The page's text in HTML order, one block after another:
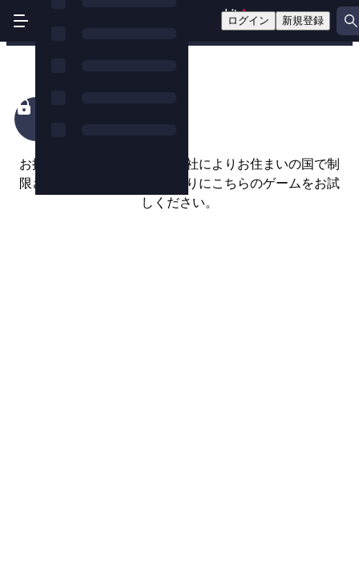
ログイン 新規登録
お探しのゲームは、ゲーム会社によりお住まいの国で制
限されているようです。代わりにこちらのゲームをお試
しください。